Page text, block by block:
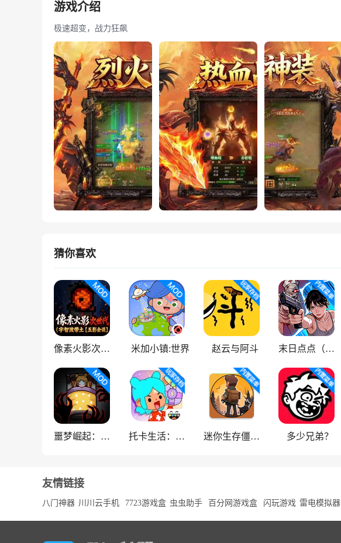
游戏介绍
极速超变，战力狂飙
猜你喜欢
像素火影次世代 米加小镇:世界 赵云与阿斗 末日点点（辅助菜单）
噩梦崛起：生存 托卡生活：世界 迷你生存僵尸大战魔改版 多少兄弟？
友情链接
八门神器 川川云手机 7723游戏盒 虫虫助手 百分网游戏盒 闪玩游戏 雷电模拟器